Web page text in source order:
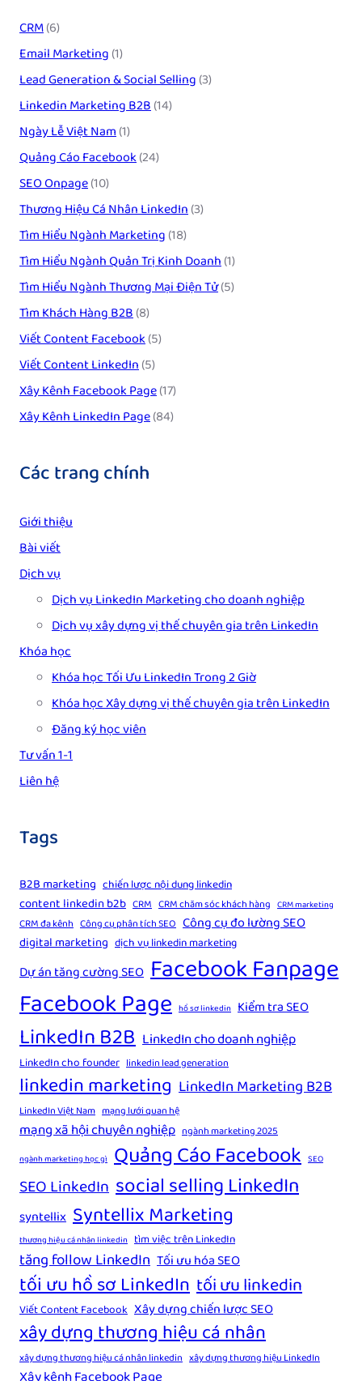
CRM(6)
Email Marketing(1)
Lead Generation & Social Selling(3)
Linkedin Marketing B2B(14)
Ngày Lễ Việt Nam(1)
Quảng Cáo Facebook(24)
SEO Onpage(10)
Thương Hiệu Cá Nhân LinkedIn(3)
Tìm Hiểu Ngành Marketing(18)
Tìm Hiểu Ngành Quản Trị Kinh Doanh(1)
Tìm Hiểu Ngành Thương Mại Điện Tử(5)
Tìm Khách Hàng B2B(8)
Viết Content Facebook(5)
Viết Content LinkedIn(5)
Xây Kênh Facebook Page(17)
Xây Kênh LinkedIn Page(84)
Các trang chính
Giới thiệu
Bài viết
Dịch vụ
Dịch vụ LinkedIn Marketing cho doanh nghiệp
Dịch vụ xây dựng vị thế chuyên gia trên LinkedIn
Khóa học
Khóa học Tối Ưu LinkedIn Trong 2 Giờ
Khóa học Xây dựng vị thế chuyên gia trên LinkedIn
Đăng ký học viên
Tư vấn 1-1
Liên hệ
Tags
B2B marketing chiến lược nội dung linkedin
content linkedin b2b CRM CRM chăm sóc khách hàng CRM marketing
CRM đa kênh Công cụ phân tích SEO Công cụ đo lường SEO
digital marketing dịch vụ linkedin marketing
Dự án tăng cường SEO Facebook Fanpage
Facebook Page hồ sơ linkedin Kiểm tra SEO
LinkedIn B2B LinkedIn cho doanh nghiệp
LinkedIn cho founder linkedin lead generation
linkedin marketing LinkedIn Marketing B2B
LinkedIn Việt Nam mạng lưới quan hệ
mạng xã hội chuyên nghiệp ngành marketing 2025
ngành marketing học gì Quảng Cáo Facebook SEO
SEO LinkedIn social selling LinkedIn
syntellix Syntellix Marketing
thương hiệu cá nhân linkedin tìm việc trên LinkedIn
tăng follow LinkedIn Tối ưu hóa SEO
tối ưu hồ sơ LinkedIn tối ưu linkedin
Viết Content Facebook Xây dựng chiến lược SEO
xây dựng thương hiệu cá nhân
xây dựng thương hiệu cá nhân linkedin xây dựng thương hiệu LinkedIn